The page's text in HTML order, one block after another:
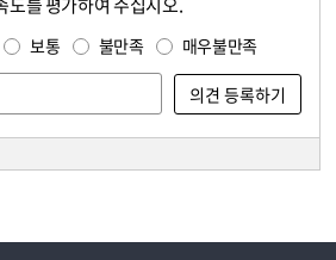
보통 불만족 매우불만족